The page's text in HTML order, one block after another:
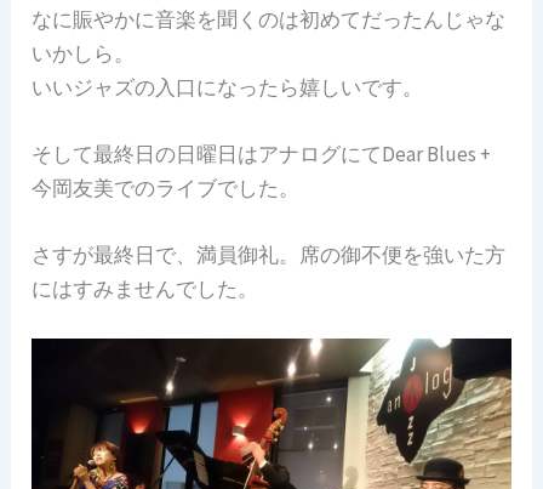
なに賑やかに音楽を聞くのは初めてだったんじゃな
いかしら。
いいジャズの入口になったら嬉しいです。
そして最終日の日曜日はアナログにてDear Blues +
今岡友美でのライブでした。
さすが最終日で、満員御礼。席の御不便を強いた方
にはすみませんでした。